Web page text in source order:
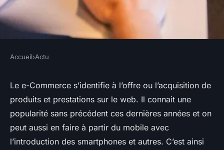
Quel est l'apport d'un
référencement pour votre site
de commerce électronique ?
webmaster•30 janvier 2016•1 min de lecture
Accueil›Actu
Le e-Commerce s’identifie à l’offre ou l’acquisition de
produits et prestations sur le web. Il connait une
popularité sans précédent ces dernières années et on
peut aussi en faire à partir du mobile avec
l’introduction des smartphones et autres. C’est ainsi